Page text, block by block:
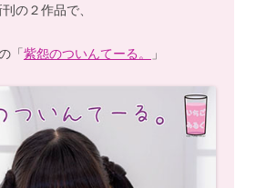
の２作品で、
「紫怨のついんてーる。 」